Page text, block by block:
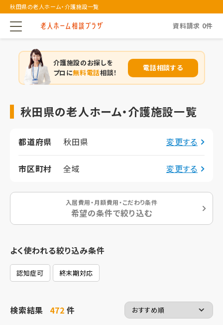
秋田県の老人ホーム・介護施設一覧
資料請求 0件
介護施設のお探しを
プロに無料電話相談！
電話相談する
秋田県の老人ホーム・介護施設一覧
都道府県 秋田県 変更する
市区町村 全域 変更する
入居費用・月額費用・こだわり条件
希望の条件で絞り込む
よく使われる絞り込み条件
認知症可 終末期対応
検索結果 472件